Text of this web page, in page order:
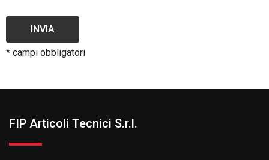
INVIA
* campi obbligatori
FIP Articoli Tecnici S.r.l.